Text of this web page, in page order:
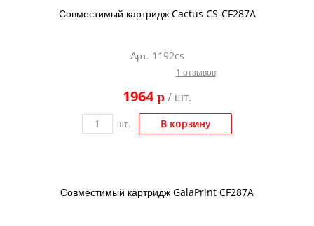
Совместимый картридж Cactus CS-CF287A
Арт. 1192cs
1 отзывов
1964p/ шт.
шт. В корзину
Совместимый картридж GalaPrint CF287A